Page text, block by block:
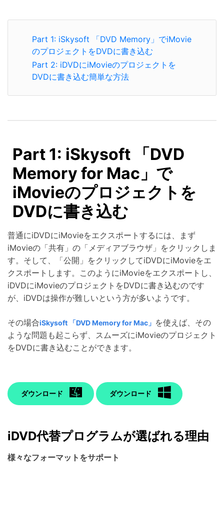
Part 1: iSkysoft 「DVD Memory」でiMovie
のプロジェクトをDVDに書き込む
Part 2: iDVDにiMovieのプロジェクトを
DVDに書き込む簡単な方法
Part 1: iSkysoft 「DVD
Memory for Mac」で
iMovieのプロジェクトを
DVDに書き込む
普通にiDVDにiMovieをエクスポートするには、まず
iMovieの「共有」の「メディアブラウザ」をクリックしま
す。そして、「公開」をクリックしてiDVDにiMovieをエ
クスポートします。このようにiMovieをエクスポートし、
iDVDにiMovieのプロジェクトをDVDに書き込むのです
が、iDVDは操作が難しいという方が多いようです。
その場合iSkysoft 「DVD Memory for Mac」 を使えば、その
ような問題も起こらず、スムーズにiMovieのプロジェクト
をDVDに書き込むことができます。
ダウンロード ダウンロード
iDVD代替プログラムが選ばれる理由
様々なフォーマットをサポート